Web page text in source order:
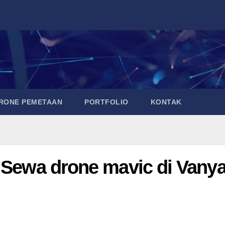
PEMETAAN PORTFOLIO KONTAK
drone mavic di